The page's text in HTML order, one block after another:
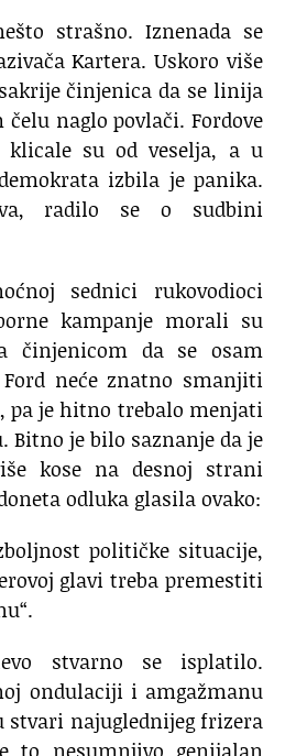
strašno. Iznenada se
Kartera. Uskoro više
činjenica da se linija
čelu naglo povlači. Fordove
klicale su od veselja, a u
izbila je panika.
radilo se o sudbini
sednici rukovodioci
kampanje morali su
činjenicom da se osam
neće znatno smanjiti
pa je hitno trebalo menjati
Bitno je bilo saznanje da je
kose na desnoj strani
odluka glasila ovako:
političke situacije,
glavi treba premestiti
stvarno se isplatilo.
ondulaciji i amgažmanu
stvari najuglednijeg frizera